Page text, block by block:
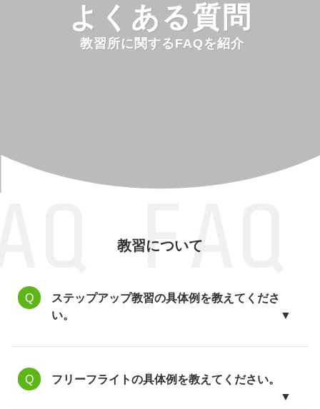
よくある質問
教習所に関するFAQを紹介
教習について
ステップアップ教習の具体例を教えてくださ
い。
フリーフライトの具体例を教えてください。